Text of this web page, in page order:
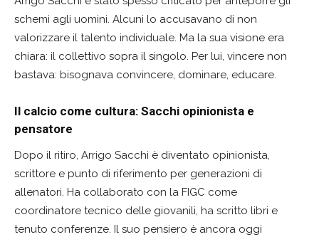
schemi agli uomini. Alcuni lo accusavano di non
valorizzare il talento individuale. Ma la sua visione era
chiara: il collettivo sopra il singolo. Per lui, vincere non
bastava: bisognava convincere, dominare, educare.
Il calcio come cultura: Sacchi opinionista e
pensatore
Dopo il ritiro, Arrigo Sacchi è diventato opinionista,
scrittore e punto di riferimento per generazioni di
allenatori. Ha collaborato con la FIGC come
coordinatore tecnico delle giovanili, ha scritto libri e
tenuto conferenze. Il suo pensiero è ancora oggi